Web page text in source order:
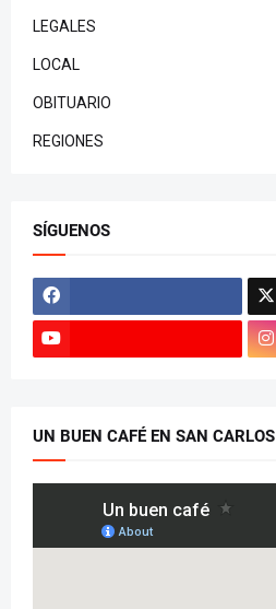
LEGALES
LOCAL
OBITUARIO
REGIONES
SÍGUENOS
UN BUEN CAFÉ EN SAN CARLOS